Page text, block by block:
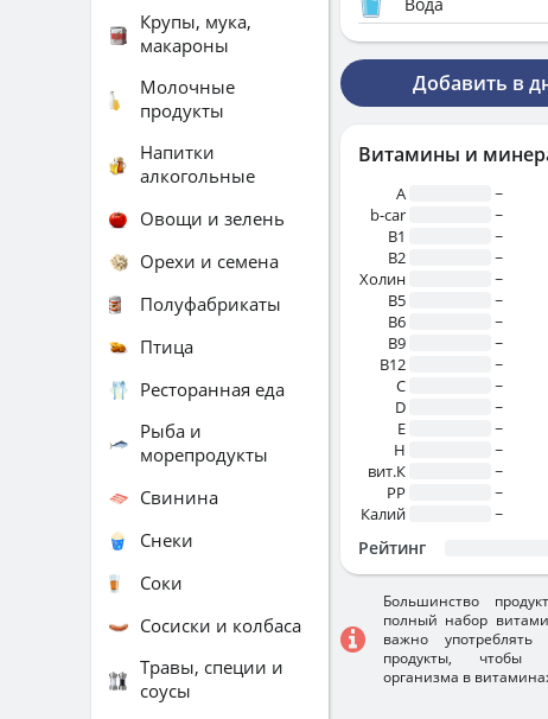
Добавить в
Витамины и
A
~
b-car
~
В1
~
B2
~
Холин
~
B5
~
B6
~
B9
~
B12
~
C
~
D
~
E
~
H
~
вит.К
~
PP
~
Калий
~
Рейтинг
Большинство
полный набор
важно
продукты, чтобы
организма в
Крупы, мука,
макароны
Молочные
продукты
Напитки
алкогольные
Овощи и зелень
Орехи и семена
Полуфабрикаты
Птица
Ресторанная еда
Рыба и
морепродукты
Свинина
Снеки
Соки
Сосиски и колбаса
Травы, специи и
соусы